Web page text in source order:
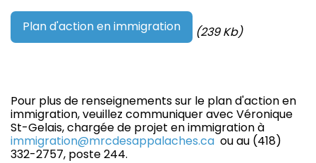
Plan d'action en immigration (239 Kb)
Pour plus de renseignements sur le plan d'action en
immigration, veuillez communiquer avec Véronique
St-Gelais, chargée de projet en immigration à
immigration@mrcdesappalaches.ca ou au (418)
332-2757, poste 244.